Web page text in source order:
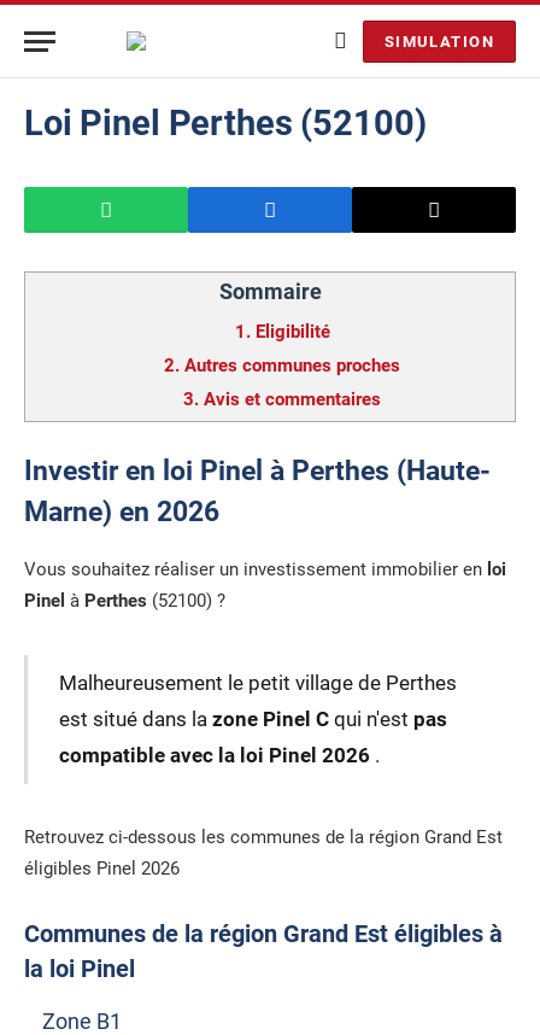
SIMULATION
Loi Pinel Perthes (52100)
Sommaire
1. Eligibilité
2. Autres communes proches
3. Avis et commentaires
Investir en loi Pinel à Perthes (Haute-
Marne) en 2026
Vous souhaitez réaliser un investissement immobilier en loi
Pinel à Perthes (52100) ?
Malheureusement le petit village de Perthes
est situé dans la zone Pinel Cqui n'est pas
compatible avec la loi Pinel 2026 .
Retrouvez ci-dessous les communes de la région Grand Est
éligibles Pinel 2026
Communes de la région Grand Est éligibles à
la loi Pinel
Zone B1